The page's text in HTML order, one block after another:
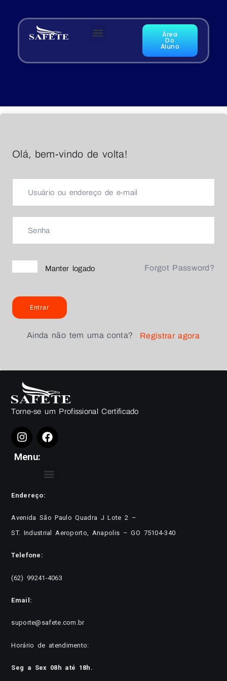
Área
Do
Aluno
Olá, bem-vindo de volta!
Manter logado Forgot Password?
Entrar
Ainda não tem uma conta? Registrar agora
Torne-se um Profissional Certificado
Menu:
Endereço:
Avenida São Paulo Quadra J Lote 2 –
ST. Industrial Aeroporto, Anapolis – GO 75104-340
Telefone:
(62) 99241-4063
Email:
suporte@safete.com.br
Horário de atendimento:
Seg a Sex 08h até 18h.